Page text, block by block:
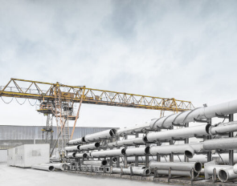
Industrie